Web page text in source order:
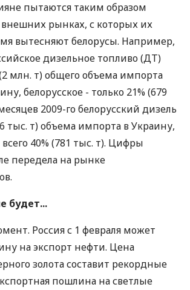
пытаются таким образом
внешних рынках, с которых их
вытесняют белорусы. Например,
дизельное топливо (ДТ)
млн. т) общего объема импорта
белорусское - только 21% (679
2009-го белорусский дизель
тыс. т) объема импорта в Украину,
40% (781 тыс. т). Цифры
передела на рынке
будет...
Россия с 1 февраля может
на экспорт нефти. Цена
золота составит рекордные
пошлина на светлые